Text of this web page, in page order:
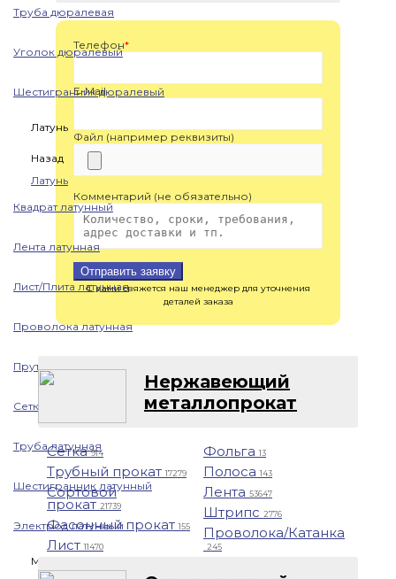
Труба дюралевая
Уголок дюралевый
Шестигранник дюралевый
Латунь
Назад
Латунь
Квадрат латунный
Лента латунная
Лист/Плита латунная
Проволока латунная
Пруток латунный
Сетка латунная
Труба латунная
Шестигранник латунный
Электрод латунный
Медь
Телефон*
E-Mail
Файл (например реквизиты)
Комментарий (не обязательно)
Отправить заявку
С вами свяжется наш менеджер для уточнения
деталей заказа
Нержавеющий
металлопрокат
Сетка914
Трубный прокат17279
Сортовой
прокат 21739
Фасонный прокат155
Лист11470
Фольга13
Полоса143
Лента 53647
Штрипс 2776
Проволока/Катанка
245